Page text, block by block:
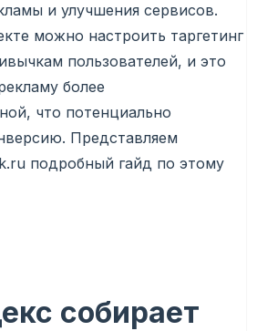
и улучшения сервисов.
можно настроить таргетинг
пользователей, и это
более
что потенциально
Представляем
подробный гайд по этому
собирает